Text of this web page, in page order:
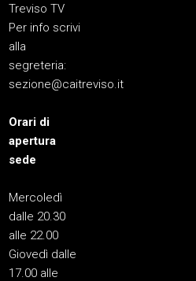
Treviso TV
Per info scrivi
alla
segreteria:
sezione@caitreviso.it
Orari di
apertura
sede
Mercoledì
dalle 20.30
alle 22.00
Giovedì dalle
17.00 alle